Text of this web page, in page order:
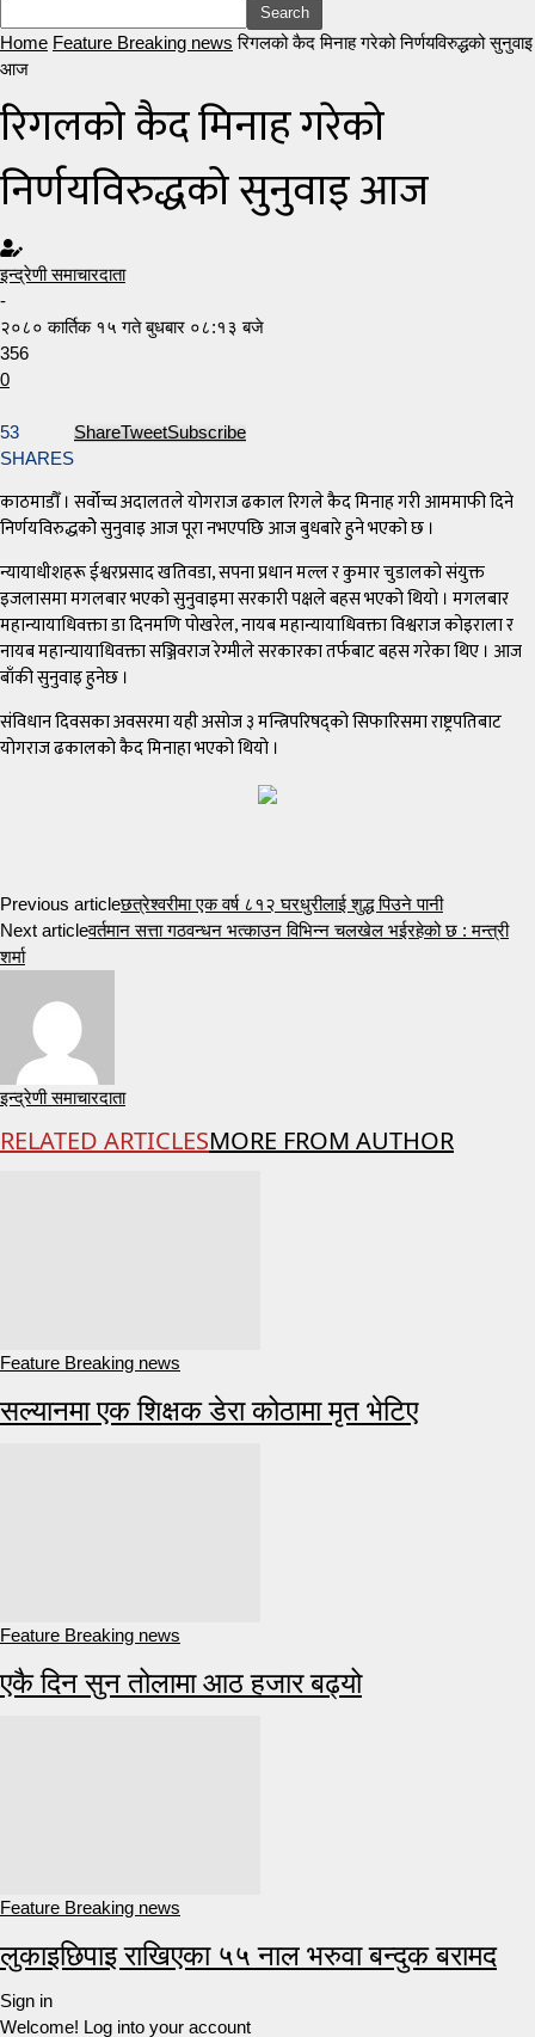
Home Feature Breaking news रिगलको कैद मिनाह गरेको निर्णयविरुद्धको सुनुवाइ
आज
रिगलको कैद मिनाह गरेको
निर्णयविरुद्धको सुनुवाइ आज
इन्द्रेणी समाचारदाता
-
२०८० कार्तिक १५ गते बुधबार ०८:१३ बजे
356
0
53
SHARES
ShareTweetSubscribe
काठमाडौँ । सर्वोच्च अदालतले योगराज ढकाल रिगले कैद मिनाह गरी आममाफी दिने
निर्णयविरुद्धकोे सुनुवाइ आज पूरा नभएपछि आज बुधबारे हुने भएको छ ।
न्यायाधीशहरू ईश्वरप्रसाद खतिवडा, सपना प्रधान मल्ल र कुमार चुडालको संयुक्त
इजलासमा म‌गलबार भएको सुनुवाइमा सरकारी पक्षले बहस भएको थियो । म‌गलबार
महान्यायाधिवक्ता डा दिनमणि पोखरेल, नायब महान्यायाधिवक्ता विश्वराज कोइराला र
नायब महान्यायाधिवक्ता सञ्जिवराज रेग्मीले सरकारका तर्फबाट बहस गरेका थिए । आज
बाँकी सुनुवाइ हुनेछ ।
संविधान दिवसका अवसरमा यही असोज ३ मन्त्रिपरिषद्को सिफारिसमा राष्ट्रपतिबाट
योगराज ढकालको कैद मिनाहा भएको थियो ।
Previous articleछत्रेश्वरीमा एक वर्ष ८१२ घरधुरीलाई शुद्ध पिउने पानी
Next articleवर्तमान सत्ता गठवन्धन भत्काउन विभिन्न चलखेल भईरहेको छ : मन्त्री
शर्मा
इन्द्रेणी समाचारदाता
RELATED ARTICLESMORE FROM AUTHOR
Feature Breaking news
सल्यानमा एक शिक्षक डेरा कोठामा मृत भेटिए
Feature Breaking news
एकै दिन सुन तोलामा आठ हजार बढ्यो
Feature Breaking news
लुकाइछिपाइ राखिएका ५५ नाल भरुवा बन्दुक बरामद
Sign in
Welcome! Log into your account